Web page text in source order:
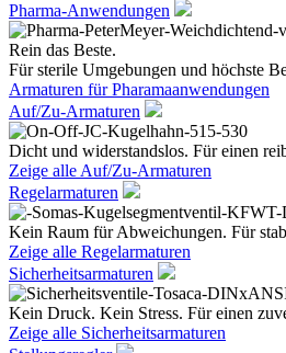
Pharma-Anwendungen
Rein das Beste.
Für sterile Umgebungen und höchste
Armaturen für Pharamaanwendungen
Auf/Zu-Armaturen
Dicht und widerstandslos. Für einen
Zeige alle Auf/Zu-Armaturen
Regelarmaturen
Kein Raum für Abweichungen. Für
Zeige alle Regelarmaturen
Sicherheitsarmaturen
Kein Druck. Kein Stress. Für einen
Zeige alle Sicherheitsarmaturen